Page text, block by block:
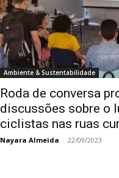
Ambiente & Sustentabilidade
Roda de conversa
discussões sobre o
ciclistas nas ruas
Nayara Almeida - 22/09/2023